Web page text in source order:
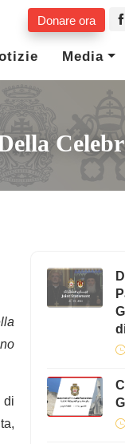
Donare ora
Media